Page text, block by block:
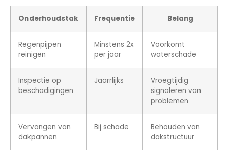
Onderhoudstak Frequentie Belang
Regenpijpen
reinigen
Minstens 2x
per jaar
Voorkomt
waterschade
Inspectie op
beschadigingen
Jaarrlijks
Vroegtijdig
signaleren van
problemen
Vervangen van
dakpannen
Bij schade
Behouden van
dakstructuur